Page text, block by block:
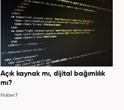
Açık kaynak mı, dijital bağımlılık
mı?
Haber7